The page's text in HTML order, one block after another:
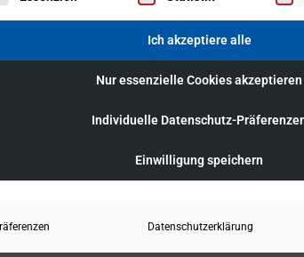
Ich akzeptiere alle
Nur essenzielle Cookies akzeptieren
Individuelle Datenschutz-
Einwilligung speichern
Datenschutzerklärung